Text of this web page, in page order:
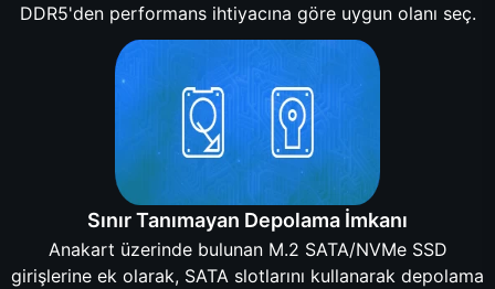
DDR5'den performans ihtiyacına göre uygun olanı seç.
Sınır Tanımayan Depolama İmkanı
Anakart üzerinde bulunan M.2 SATA/NVMe SSD
girişlerine ek olarak, SATA slotlarını kullanarak depolama